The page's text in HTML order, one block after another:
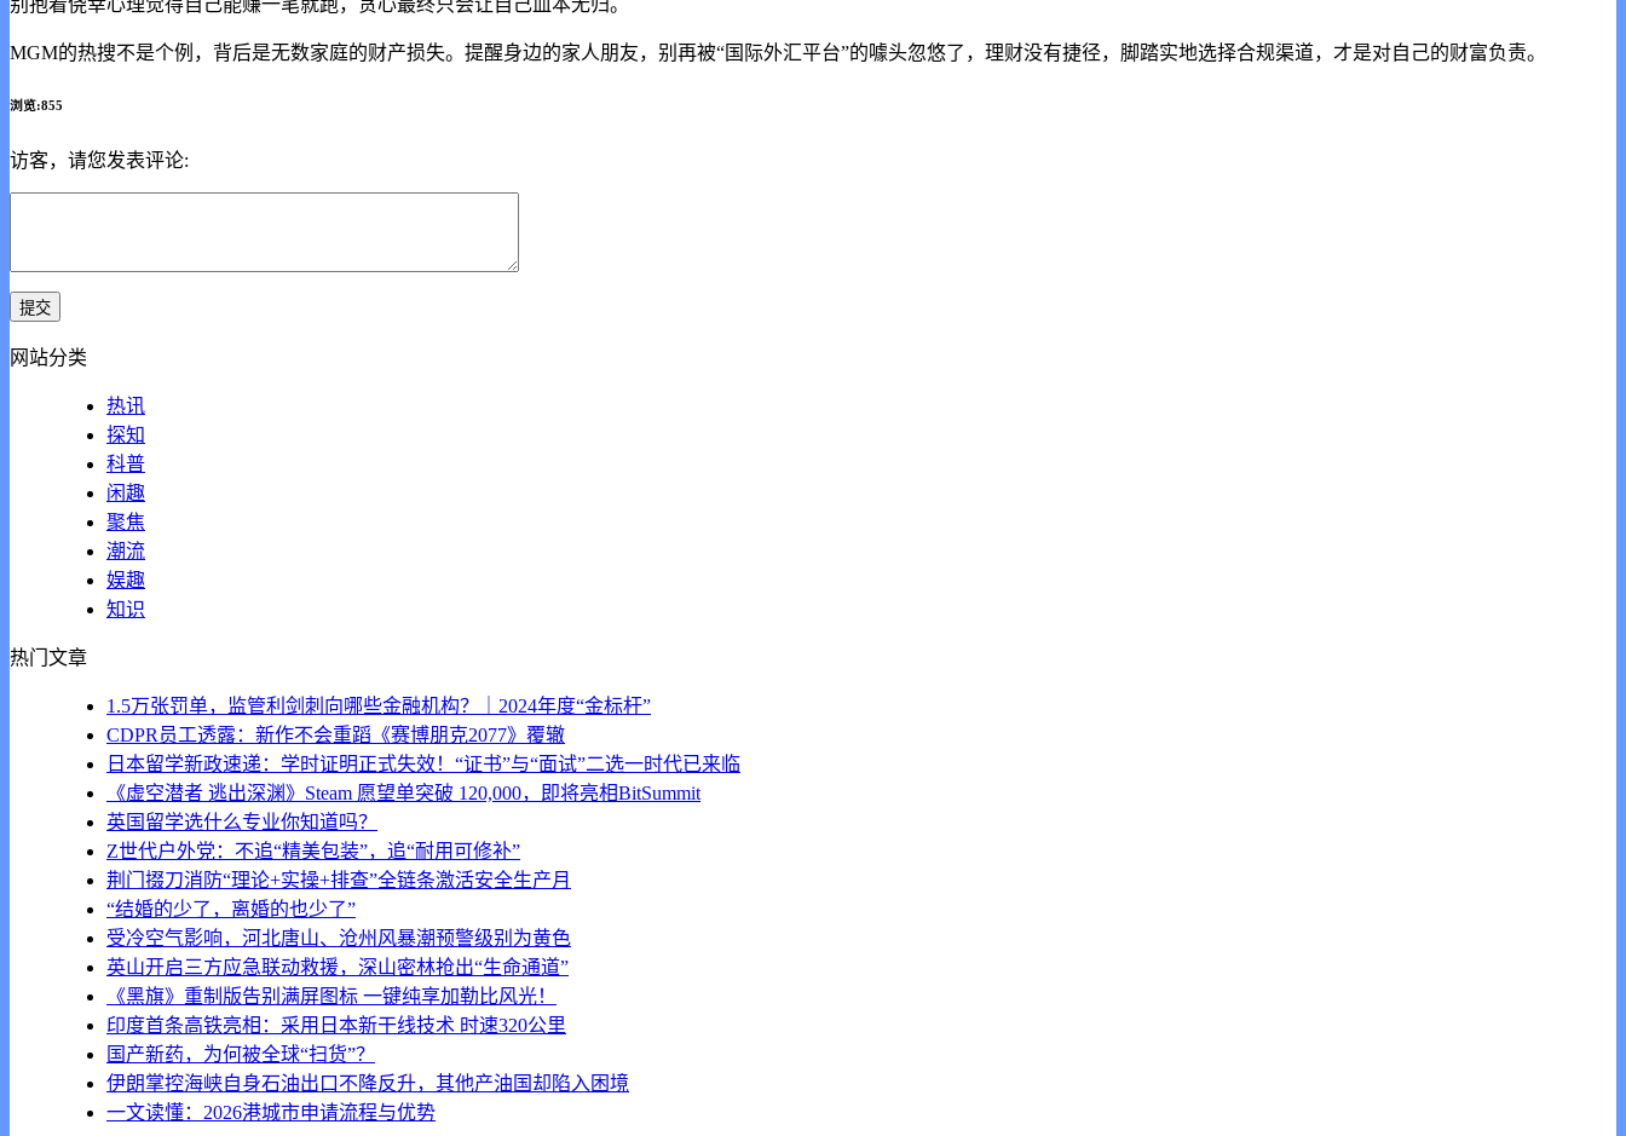
别抱着侥幸心理觉得自己能赚一笔就跑，贪心最终只会让自己血本无归。
MGM的热搜不是个例，背后是无数家庭的财产损失。提醒身边的家人朋友，别再被“国际外汇平台”的噱头忽悠了，理财没有捷径，脚踏实地选择合规渠道，才是对自己的财富负责。
浏览:855
访客，请您发表评论:
网站分类
热讯
探知
科普
闲趣
聚焦
潮流
娱趣
知识
热门文章
1.5万张罚单，监管利剑刺向哪些金融机构？｜2024年度“金标杆”
CDPR员工透露：新作不会重蹈《赛博朋克2077》覆辙
日本留学新政速递：学时证明正式失效！“证书”与“面试”二选一时代已来临
《虚空潜者 逃出深渊》Steam 愿望单突破 120,000，即将亮相BitSummit
英国留学选什么专业你知道吗？
Z世代户外党：不追“精美包装”，追“耐用可修补”
荆门掇刀消防“理论+实操+排查”全链条激活安全生产月
“结婚的少了，离婚的也少了”
受冷空气影响，河北唐山、沧州风暴潮预警级别为黄色
英山开启三方应急联动救援，深山密林抢出“生命通道”
《黑旗》重制版告别满屏图标 一键纯享加勒比风光！
印度首条高铁亮相：采用日本新干线技术 时速320公里
国产新药，为何被全球“扫货”？
伊朗掌控海峡自身石油出口不降反升，其他产油国却陷入困境
一文读懂：2026港城市申请流程与优势